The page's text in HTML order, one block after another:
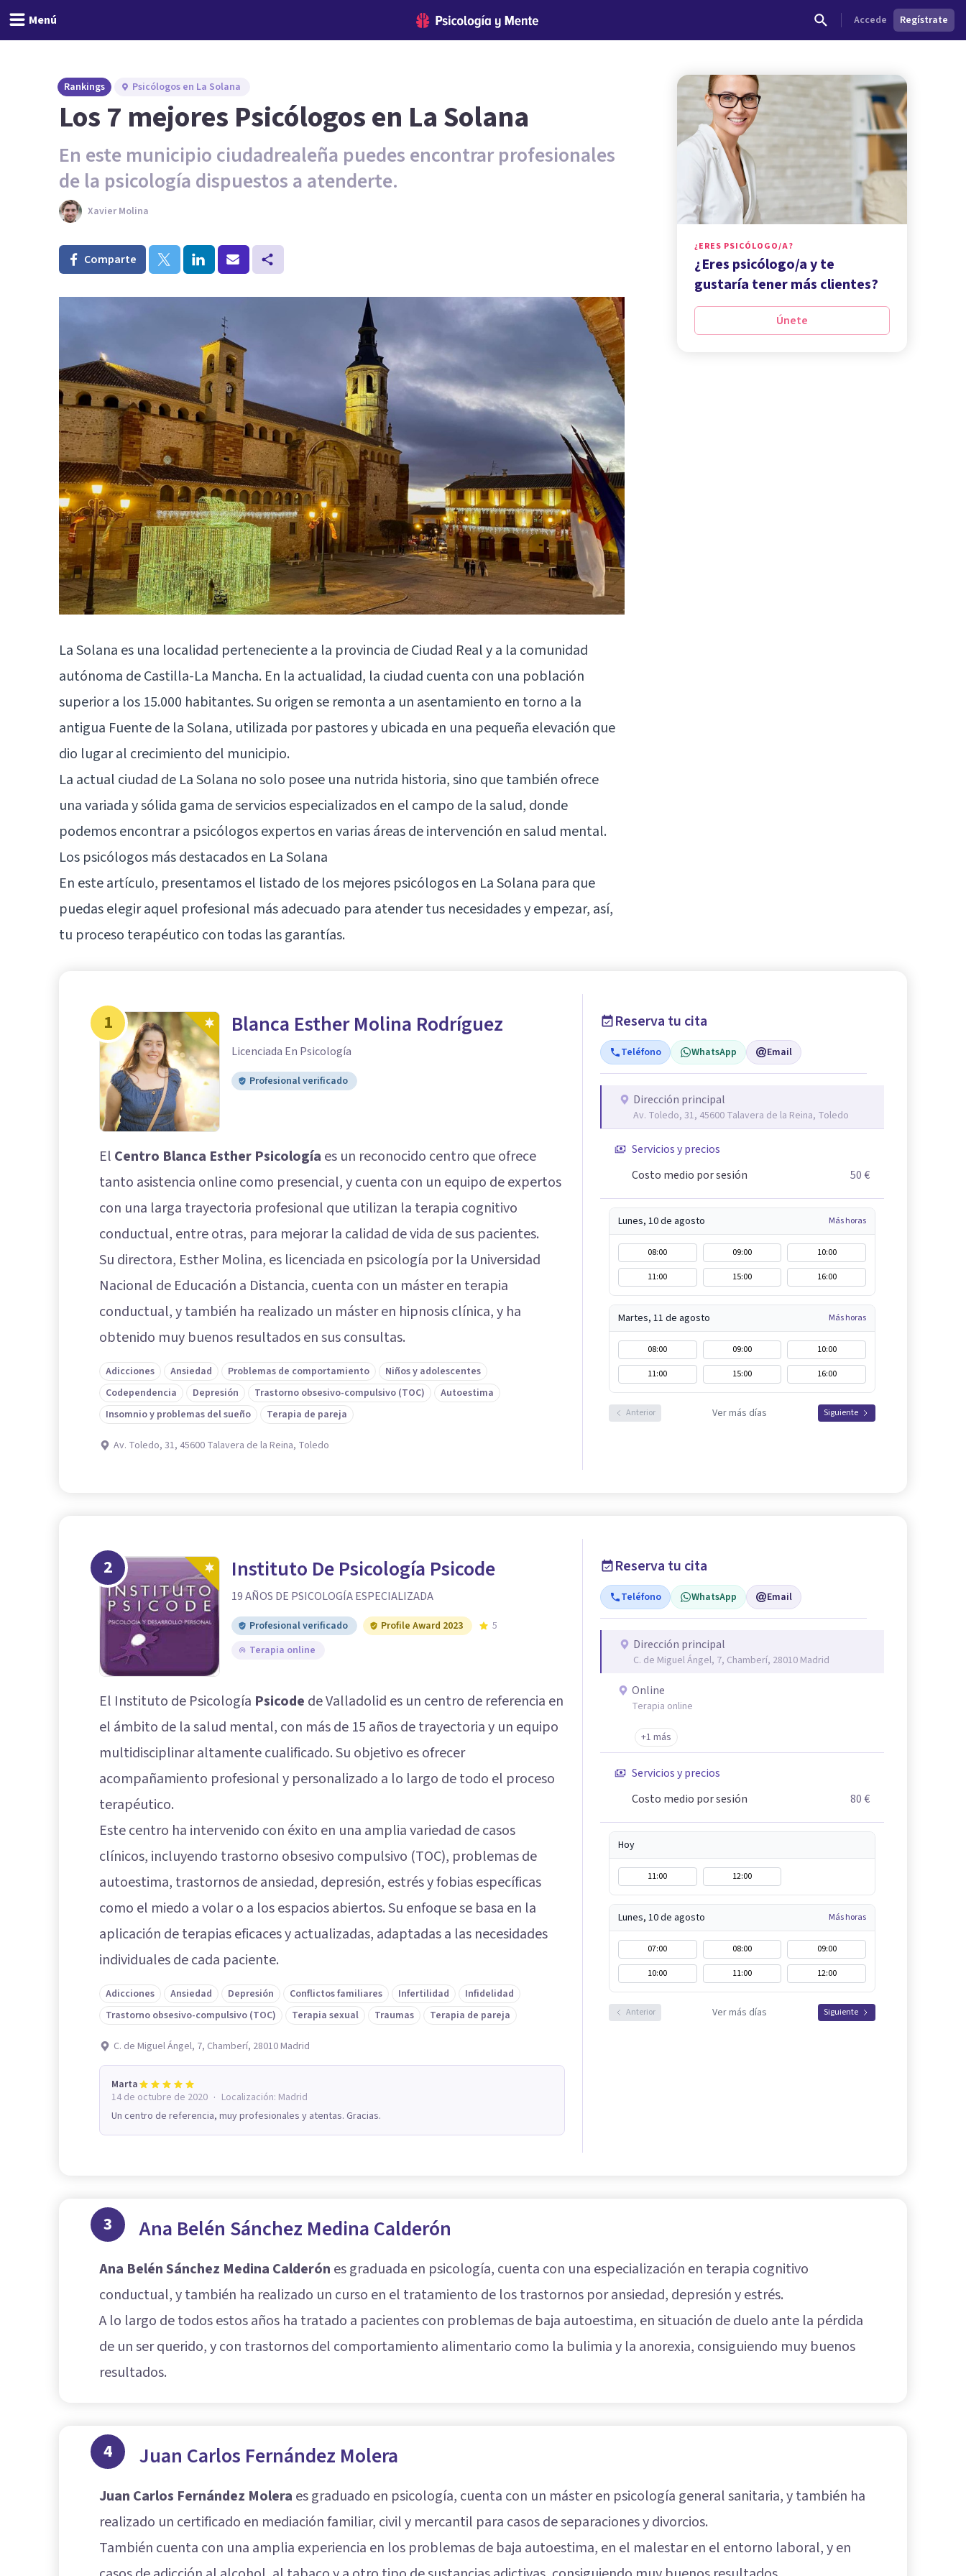
Menú Accede Regístrate
Rankings Psicólogos en La Solana
Los 7 mejores Psicólogos en La Solana
En este municipio ciudadrealeña puedes encontrar profesionales
de la psicología dispuestos a atenderte.
Xavier Molina
Comparte
La Solana es una localidad perteneciente a la provincia deCiudad Realy a la comunidad
autónoma de Castilla-La Mancha. En la actualidad, la ciudad cuenta con una población
superior a los 15.000 habitantes. Su origen se remonta a un asentamiento en torno a la
antigua Fuente de la Solana, utilizada por pastores y ubicada en una pequeña elevación que
dio lugar al crecimiento del municipio.
La actual ciudad de La Solana no solo posee una nutrida historia, sino que también ofrece
una variada y sólida gama de servicios especializados en el campo de la salud, donde
podemos encontrar a psicólogos expertos en varias áreas de intervención en salud mental.
Los psicólogos más destacados en La Solana
En este artículo, presentamos el listado de los mejores psicólogos en La Solana para que
puedas elegir aquel profesional más adecuado para atender tus necesidades y empezar, así,
tu proceso terapéutico con todas las garantías.
¿ERES PSICÓLOGO/A?
¿Eres psicólogo/a y te
gustaría tener más clientes?
Únete
1 Blanca Esther Molina Rodríguez
Licenciada En Psicología
Profesional verificado
El Centro Blanca Esther Psicología es un reconocido centro que ofrece
tanto asistencia online como presencial, y cuenta con un equipo de expertos
con una larga trayectoria profesional que utilizan la terapia cognitivo
conductual, entre otras, para mejorar la calidad de vida de sus pacientes.
Su directora, Esther Molina, es licenciada en psicología por la Universidad
Nacional de Educación a Distancia, cuenta con un máster en terapia
conductual, y también ha realizado un máster en hipnosis clínica, y ha
obtenido muy buenos resultados en sus consultas.
Adicciones Ansiedad Problemas de comportamiento
Niños y adolescentes
Codependencia
Depresión Trastorno obsesivo-compulsivo (TOC)
Autoestima
Insomnio y problemas del sueño
Terapia de pareja
Av. Toledo, 31, 45600 Talavera de la Reina, Toledo
Reserva tu cita
Teléfono WhatsApp Email
Dirección principal
Av. Toledo, 31, 45600 Talavera de la Reina, Toledo
Servicios y precios
Costo medio por sesión
50 €
Lunes, 10 de agosto Más horas
08:00 09:00
10:00
11:00
15:00 16:00
Martes, 11 de agosto Más horas
08:00 09:00
10:00
11:00
15:00 16:00
Anterior Ver más días Siguiente
2 Instituto De Psicología Psicode
19 AÑOS DE PSICOLOGÍA ESPECIALIZADA
Profesional verificado Profile Award 2023
5
Terapia online
El Instituto de Psicología Psicode de Valladolid es un centro de referencia en
el ámbito de la salud mental, con más de 15 años de trayectoria y un equipo
multidisciplinar altamente cualificado. Su objetivo es ofrecer
acompañamiento profesional y personalizado a lo largo de todo el proceso
terapéutico.
Este centro ha intervenido con éxito en una amplia variedad de casos
clínicos, incluyendo trastorno obsesivo compulsivo (TOC), problemas de
autoestima, trastornos de ansiedad, depresión, estrés y fobias específicas
como el miedo a volar o a los espacios abiertos. Su enfoque se basa en la
aplicación de terapias eficaces y actualizadas, adaptadas a las necesidades
individuales de cada paciente.
Adicciones Ansiedad Depresión Conflictos familiares Infertilidad
Infidelidad
Trastorno obsesivo-compulsivo (TOC)
Terapia sexual Traumas Terapia de pareja
C. de Miguel Ángel, 7, Chamberí, 28010 Madrid
Marta
14 de octubre de 2020 · Localización: Madrid
Un centro de referencia, muy profesionales y atentas. Gracias.
Reserva tu cita
Teléfono WhatsApp Email
Dirección principal
C. de Miguel Ángel, 7, Chamberí, 28010 Madrid
Online
Terapia online
+1 más
Servicios y precios
Costo medio por sesión
80 €
Hoy
11:00 12:00
Lunes, 10 de agosto Más horas
07:00 08:00
09:00
10:00
11:00 12:00
Anterior Ver más días Siguiente
3 Ana Belén Sánchez Medina Calderón
Ana Belén Sánchez Medina Calderón es graduada en psicología, cuenta con una especialización en terapia cognitivo
conductual, y también ha realizado un curso en el tratamiento de los trastornos por ansiedad, depresión y estrés.
A lo largo de todos estos años ha tratado a pacientes con problemas de baja autoestima, en situación de duelo ante la pérdida
de un ser querido, y con trastornos del comportamiento alimentario como la bulimia y la anorexia, consiguiendo muy buenos
resultados.
4 Juan Carlos Fernández Molera
Juan Carlos Fernández Molera es graduado en psicología, cuenta con un máster en psicología general sanitaria, y también ha
realizado un certificado en mediación familiar, civil y mercantil para casos de separaciones y divorcios.
También cuenta con una amplia experiencia en los problemas de baja autoestima, en el malestar en el entorno laboral, y en